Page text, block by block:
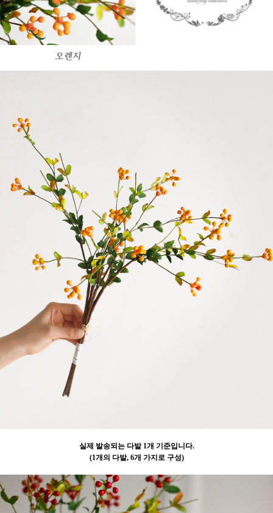
실제 발송되는 다발 1개 기준입니다.
(1개의 다발, 6개 가지로 구성)